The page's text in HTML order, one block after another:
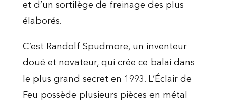
et d’un sortilège de freinage des plus
élaborés.
C’est Randolf Spudmore, un inventeur
doué et novateur, qui crée ce balai dans
le plus grand secret en 1993. L’Éclair de
Feu possède plusieurs pièces en métal